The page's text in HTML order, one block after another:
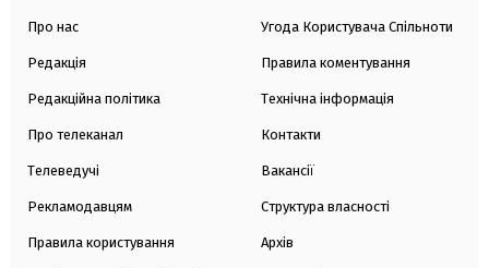
Про нас
Редакція
Редакційна політика
Про телеканал
Телеведучі
Рекламодавцям
Правила користування
Угода Користувача Спільноти
Правила коментування
Технічна інформація
Контакти
Вакансії
Структура власності
Архів